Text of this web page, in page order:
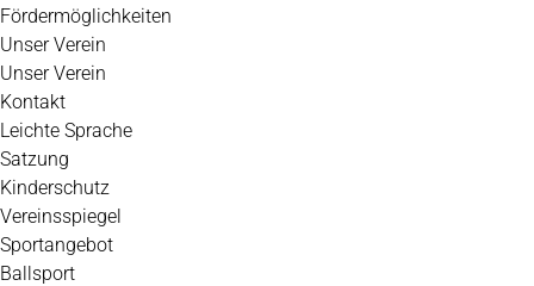
Fördermöglichkeiten
Unser Verein
Unser Verein
Kontakt
Leichte Sprache
Satzung
Kinderschutz
Vereinsspiegel
Sportangebot
Ballsport